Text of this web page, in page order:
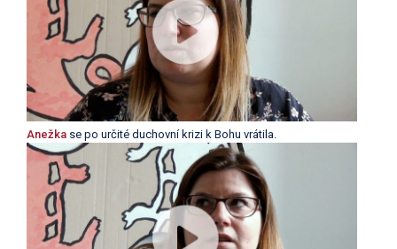
Anežka se po určité duchovní krizi k Bohu vrátila.